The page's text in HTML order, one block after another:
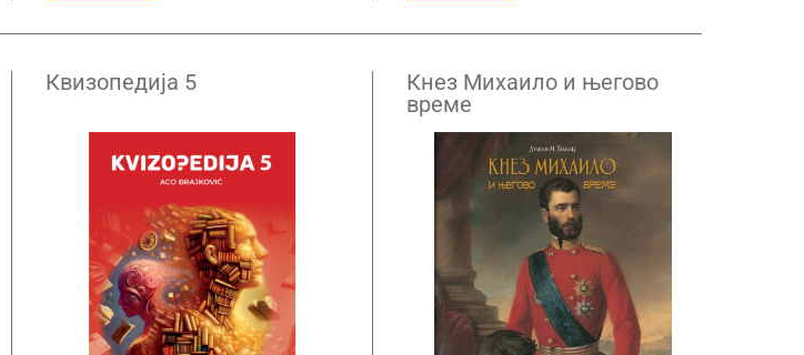
Квизопедија 5
Кнез Михаило и његово
време